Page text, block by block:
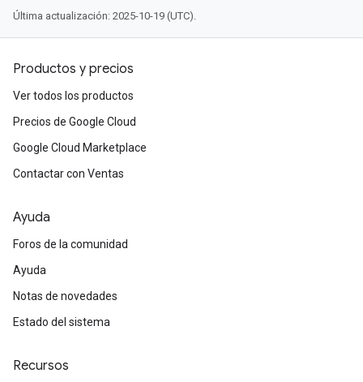
Última actualización: 2025-10-19 (UTC).
Productos y precios
Ver todos los productos
Precios de Google Cloud
Google Cloud Marketplace
Contactar con Ventas
Ayuda
Foros de la comunidad
Ayuda
Notas de novedades
Estado del sistema
Recursos